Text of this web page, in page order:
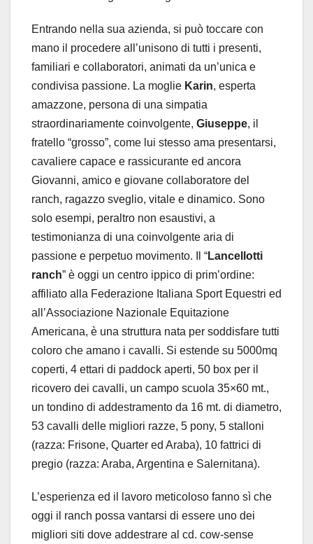
Entrando nella sua azienda, si può toccare con
mano il procedere all’unisono di tutti i presenti,
familiari e collaboratori, animati da un’unica e
condivisa passione. La moglie Karin, esperta
amazzone, persona di una simpatia
straordinariamente coinvolgente, Giuseppe, il
fratello “grosso”, come lui stesso ama presentarsi,
cavaliere capace e rassicurante ed ancora
Giovanni, amico e giovane collaboratore del
ranch, ragazzo sveglio, vitale e dinamico. Sono
solo esempi, peraltro non esaustivi, a
testimonianza di una coinvolgente aria di
passione e perpetuo movimento. Il “Lancellotti
ranch” è oggi un centro ippico di prim’ordine:
affiliato alla Federazione Italiana Sport Equestri ed
all’Associazione Nazionale Equitazione
Americana, è una struttura nata per soddisfare tutti
coloro che amano i cavalli. Si estende su 5000mq
coperti, 4 ettari di paddock aperti, 50 box per il
ricovero dei cavalli, un campo scuola 35×60 mt.,
un tondino di addestramento da 16 mt. di diametro,
53 cavalli delle migliori razze, 5 pony, 5 stalloni
(razza: Frisone, Quarter ed Araba), 10 fattrici di
pregio (razza: Araba, Argentina e Salernitana).
L’esperienza ed il lavoro meticoloso fanno sì che
oggi il ranch possa vantarsi di essere uno dei
migliori siti dove addestrare al cd. cow-sense